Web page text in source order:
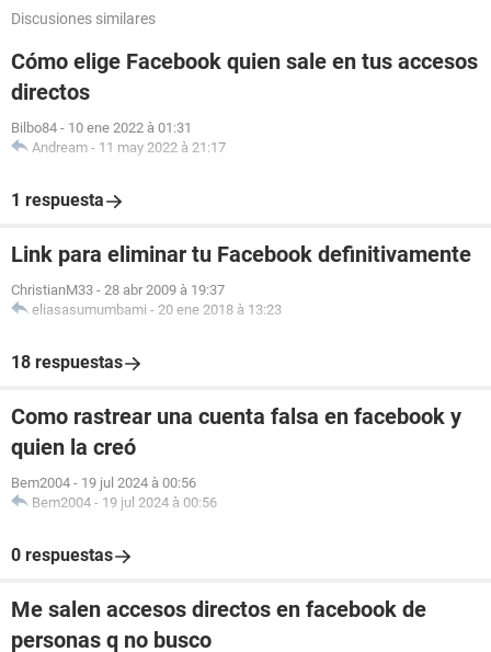
Discusiones similares
Cómo elige Facebook quien sale en tus accesos
directos
Bilbo84 - 10 ene 2022 à 01:31
Andream - 11 may 2022 à 21:17
1 respuesta
Link para eliminar tu Facebook definitivamente
ChristianM33 - 28 abr 2009 à 19:37
eliasasumumbami - 20 ene 2018 à 13:23
18 respuestas
Como rastrear una cuenta falsa en facebook y
quien la creó
Bem2004 - 19 jul 2024 à 00:56
Bem2004 - 19 jul 2024 à 00:56
0 respuestas
Me salen accesos directos en facebook de
personas q no busco